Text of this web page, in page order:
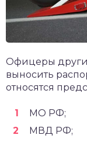
Офицеры
выносить
относятся
МО РФ;
МВД РФ;